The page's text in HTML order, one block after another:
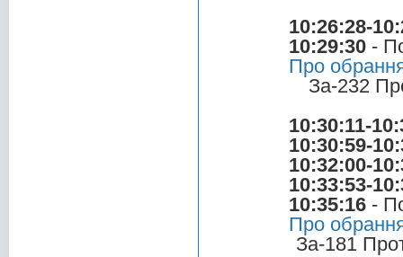
10:26:28-
10:29:30 -
Про
За-232
10:30:11-
10:30:59-
10:32:00-
10:33:53-
10:35:16 -
Про
За-181